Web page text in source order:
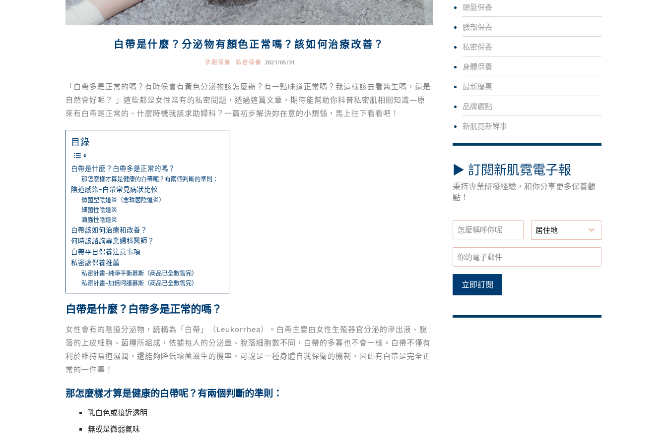
白帶是什麼？分泌物有顏色正常嗎？該如何治療改善？
孕期保養 私密保養 2021/05/31
「白帶多是正常的嗎？有時候會有黃色分泌物該怎麼辦？有一點味道正常嗎？我這樣該去看醫生嗎，還是
自然會好呢？ 」這些都是女性常有的私密問題，透過這篇文章，期待能幫助你科普私密肌相關知識—原
來有白帶是正常的、什麼時機我該求助婦科？一篇初步解決妳在意的小煩惱，馬上往下看看吧！
目錄
白帶是什麼？白帶多是正常的嗎？
那怎麼樣才算是健康的白帶呢？有兩個判斷的準則：
陰道感染–白帶常見病狀比較
黴菌型陰道炎（念珠菌陰道炎）
細菌性陰道炎
滴蟲性陰道炎
白帶該如何治療和改善？
何時該諮詢專業婦科醫師？
白帶平日保養注意事項
私密處保養推薦
私密計畫–純淨平衡慕斯（商品已全數售完）
私密計畫–加倍呵護慕斯（商品已全數售完）
白帶是什麼？白帶多是正常的嗎？
女性會有的陰道分泌物，統稱為「白帶」（Leukorrhea）。白帶主要由女性生殖器官分泌的滲出液、脫
落的上皮細胞、菌種所組成，依據每人的分泌量、脫落細胞數不同，白帶的多寡也不會一樣。白帶不僅有
利於維持陰道濕潤，還能夠降低壞菌滋生的機率，可說是一種身體自我保衛的機制，因此有白帶是完全正
常的一件事！
那怎麼樣才算是健康的白帶呢？有兩個判斷的準則：
乳白色或接近透明
無或是微弱氣味
頭髮保養
臉部保養
私密保養
身體保養
最新優惠
品牌觀點
新肌霓新鮮事
▶︎ 訂閱新肌霓電子報
秉持專業研發經驗，和你分享更多保養觀
點！
居住地
立即訂閱